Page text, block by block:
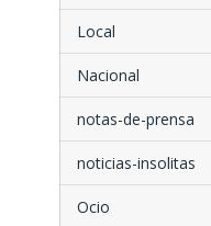
Local
Nacional
notas-de-prensa
noticias-insolitas
Ocio